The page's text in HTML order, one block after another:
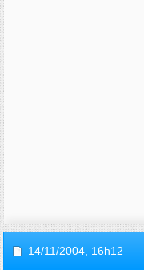
14/11/2004, 16h12